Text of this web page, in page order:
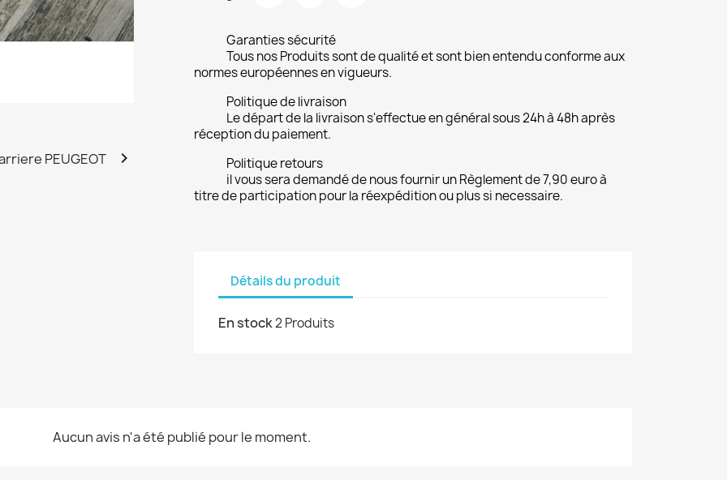

Garanties sécurité
Tous nos Produits sont de qualité et sont bien entendu conforme aux
normes européennes en vigueurs.
Politique de livraison
Le départ de la livraison s'effectue en général sous 24h à 48h après
réception du paiement.
Politique retours
il vous sera demandé de nous fournir un Règlement de 7,90 euro à
titre de participation pour la réexpédition ou plus si necessaire.
Détails du produit
En stock2 Produits
Aucun avis n'a été publié pour le moment.